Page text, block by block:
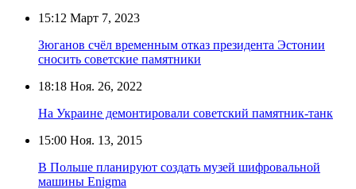
15:12 Март 7, 2023
Зюганов счёл временным отказ президента Эстонии
сносить советские памятники
18:18 Ноя. 26, 2022
На Украине демонтировали советский памятник-танк
15:00 Ноя. 13, 2015
В Польше планируют создать музей шифровальной
машины Enigma